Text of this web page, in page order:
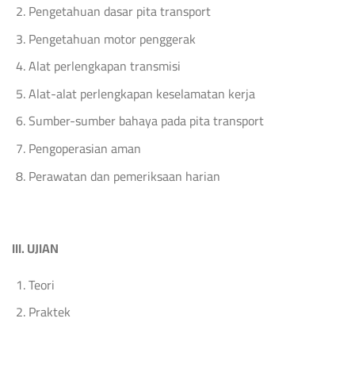
Pengetahuan dasar pita transport
Pengetahuan motor penggerak
Alat perlengkapan transmisi
Alat-alat perlengkapan keselamatan kerja
Sumber-sumber bahaya pada pita transport
Pengoperasian aman
Perawatan dan pemeriksaan harian
III. UJIAN
Teori
Praktek